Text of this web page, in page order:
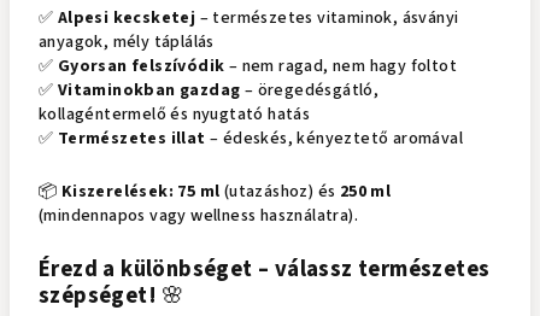
✅ Alpesi kecsketej – természetes vitaminok, ásványi
anyagok, mély táplálás
✅ Gyorsan felszívódik – nem ragad, nem hagy foltot
✅ Vitaminokban gazdag – öregedésgátló,
kollagéntermelő és nyugtató hatás
✅ Természetes illat – édeskés, kényeztető aromával
📦 Kiszerelések: 75 ml (utazáshoz) és 250 ml
(mindennapos vagy wellness használatra).
Érezd a különbséget – válassz természetes
szépséget! 🌸